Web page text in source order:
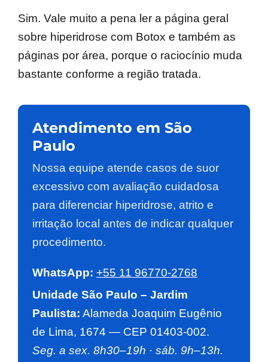
Sim. Vale muito a pena ler a página geral
sobre hiperidrose com Botox e também as
páginas por área, porque o raciocínio muda
bastante conforme a região tratada.
Atendimento em São
Paulo
Nossa equipe atende casos de suor
excessivo com avaliação cuidadosa
para diferenciar hiperidrose, atrito e
irritação local antes de indicar qualquer
procedimento.
WhatsApp: +55 11 96770-2768
Unidade São Paulo – Jardim
Paulista: Alameda Joaquim Eugênio
de Lima, 1674 — CEP 01403-002.
Seg. a sex. 8h30–19h · sáb. 9h–13h.